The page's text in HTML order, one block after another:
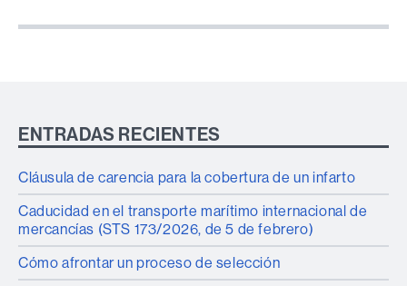
ENTRADAS RECIENTES
Cláusula de carencia para la cobertura de un infarto
Caducidad en el transporte marítimo internacional de
mercancías (STS 173/2026, de 5 de febrero)
Cómo afrontar un proceso de selección